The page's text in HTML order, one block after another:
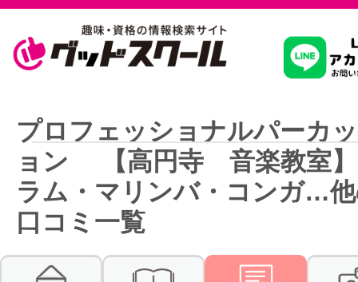
習いたいこ
スクールを
プロフェッショナルパーカ
ョン 【高円寺 音楽教室
ラム・マリンバ・コンガ…
口コミ一覧